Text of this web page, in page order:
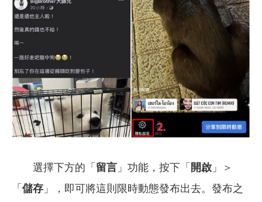
選擇下方的「 留言 」功能，按下「 開啟 」＞
「 儲存 」，即可將這則限時動態發布出去。發布之